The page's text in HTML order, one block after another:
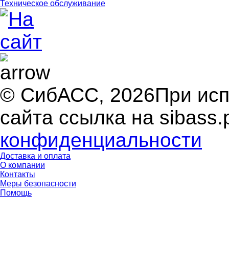
Техническое обслуживание
© СибАСС, 2026При
сайта ссылка на
конфиденциальности
Доставка и оплата
О компании
Контакты
Меры безопасности
Помощь